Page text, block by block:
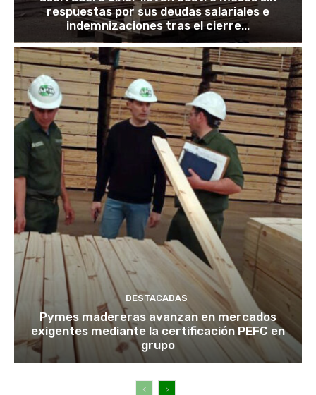
respuestas por sus deudas salariales e
indemnizaciones tras el cierre...
DESTACADAS
Pymes madereras avanzan en mercados
exigentes mediante la certificación PEFC en
grupo